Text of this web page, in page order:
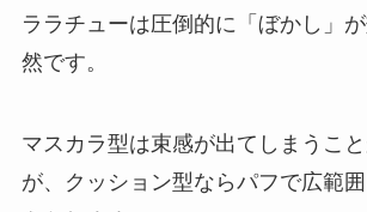
ララチューは圧倒的に「ぼかし」
然です。
マスカラ型は束感が出てしまうこ
が、クッション型ならパフで広範